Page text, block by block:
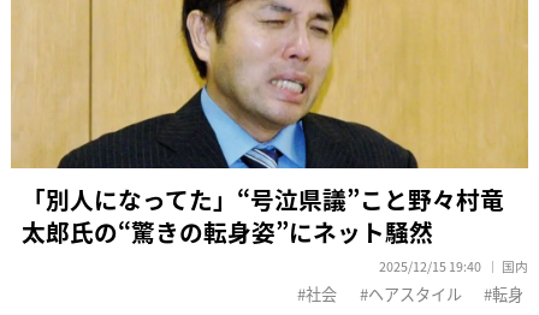
「別人になってた」“号泣県議”こと野々村竜
太郎氏の“驚きの転身姿”にネット騒然
2025/12/15 19:40 国内
社会 ヘアスタイル 転身